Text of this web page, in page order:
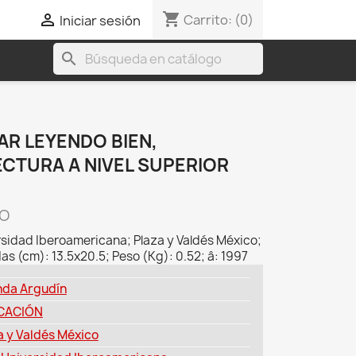
 Iniciar sesión shopping_cart Carrito: (0)
search
LEYENDO BIEN,
A NIVEL SUPERIOR
Iberoamericana; Plaza y Valdés México;
(cm): 13.5x20.5; Peso (Kg): 0.52; â: 1997
Argudín
y Valdés México